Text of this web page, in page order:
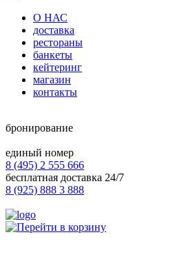
О НАС
доставка
рестораны
банкеты
кейтеринг
магазин
контакты
бронирование
единый номер
8 (495) 2 555 666
бесплатная доставка 24/7
8 (925) 888 3 888